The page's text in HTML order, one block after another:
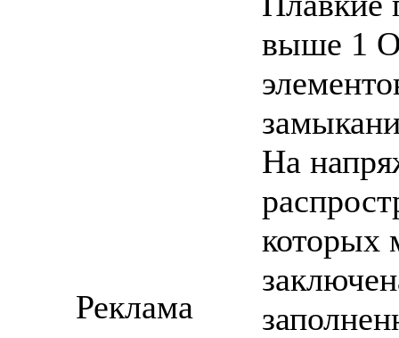
выше 1
На
которых
Реклама